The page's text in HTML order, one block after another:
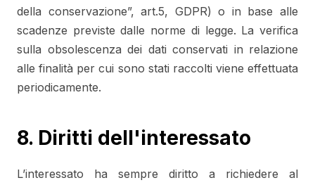
della conservazione”, art.5, GDPR) o in base alle
scadenze previste dalle norme di legge. La verifica
sulla obsolescenza dei dati conservati in relazione
alle finalità per cui sono stati raccolti viene effettuata
periodicamente.
8. Diritti dell'interessato
L’interessato ha sempre diritto a richiedere al